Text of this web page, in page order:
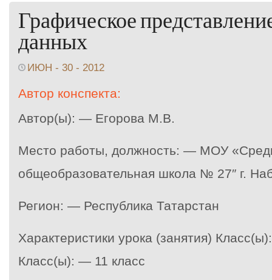
Графическое
данных
ИЮН - 30 - 2012
Автор конспекта:
Автор(ы): — Егорова М.В.
Место работы, должность: — МОУ
общеобразовательная школа № 27″ г.
Регион: — Республика Татарстан
Характеристики урока (занятия)
Класс(ы): — 11 класс